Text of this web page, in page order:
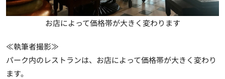
お店によって価格帯が大きく変わります
≪執筆者撮影≫
パーク内のレストランは、お店によって価格帯が大きく変わり
ます。